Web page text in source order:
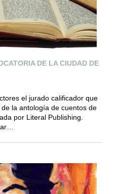
DE LA CIUDAD DE
el jurado calificador que
la antología de cuentos de
por Literal Publishing.